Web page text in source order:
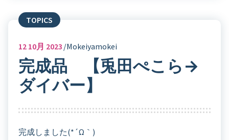
TOPICS
12 10月 2023 Mokeiyamokei
完成品 【兎田ぺこら→
ダイバー】
完成しました(*´ω｀)